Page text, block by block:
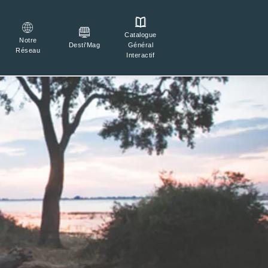
Notre
Réseau
Desti'Mag
Catalogue
Général
Interactif